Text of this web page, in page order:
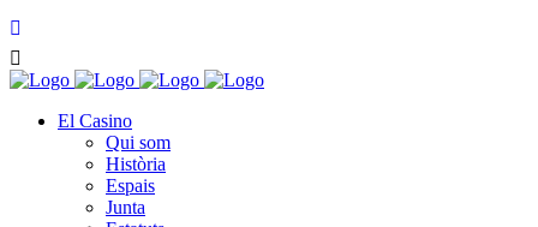
El Casino
Qui som
Història
Espais
Junta